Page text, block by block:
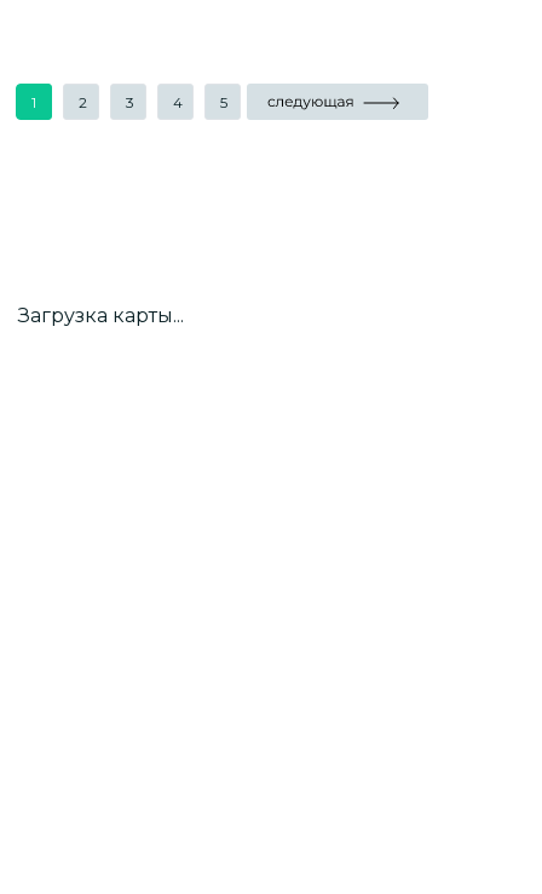
1 2 3 4 5
Загрузка карты...